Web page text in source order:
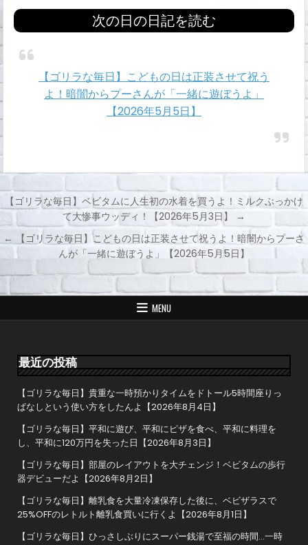
次の日の日記を読む
【ゴリラな毎日】こどもの日は正装させて祝う
よ！暗闇からプーさんが「一緒に遊ぼうよ」
【2026年5月5日】
投
稿
ナ
ビ
ー
シ
ョ
【ゴリラな毎日】ベビタムに人生初の水着を買うよ！ミルクぶっかけ
て大惨事ウッディ！【2026年5月3日】 →
← 【ゴリラな毎日】こどもの日は正装させて祝うよ！暗闇からプーさ
んが「一緒に遊ぼうよ」【2026年5月5日】
MENU
最近の投稿
【ゴリラな毎日】貴重な一時預かりタイムをドトール5時間座りっ
ぱなしという使い方をしたんよ【2026年8月4日】
【ゴリラな毎日】平和に遊び、平和にピザを食べ、平和に料理を
し、平和に120万円を失った日【2026年8月3日】
【ゴリラな毎日】部屋のレイアウトを大チェンジ！ベビタムの歩行
器デビューだよ【2026年8月2日】
【ゴリラな毎日】離乳食を大量冷凍保存した後に、ベビザラスで
25%OFFのレトルト離乳食買いに行くよ【2026年8月1日】
【ゴリラな毎日】ひっさしぶりにスーパー銭湯で至福の時間…一時